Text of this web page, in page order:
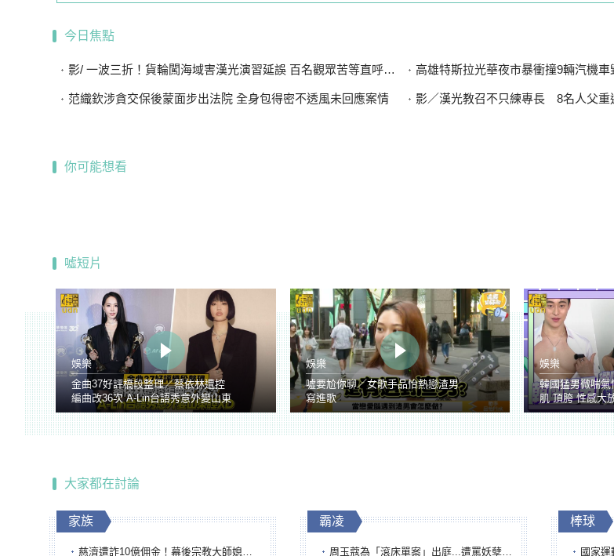
今日焦點
影/ 一波三折！貨輪闖海域害漢光演習延誤 百名觀眾苦等直呼可惜 高雄特斯拉光華夜市暴衝撞9輛汽機車毀
范織欽涉貪交保後蒙面步出法院 全身包得密不透風未回應案情 影／漢光教召不只練專長 8名人父重
你可能想看
噓短片
娛樂
金曲37好評橋段整理／蔡依林遭控
編曲改36次 A-Lin台語秀意外變山東
腔
娛樂
噓要尬你聊／女歌手品怡熱戀渣男
寫進歌
娛樂
韓國猛男微喘
肌 頂胯 性感大
大家都在討論
家族
慈濟遭詐10億佣金！幕後宗教大師媳婦獲100萬交保...快步奔離不發一語
霸凌
周玉蔻為「滾床單案」出庭...遭罵妖孽下地獄 張淑娟批：舌頭殺人有罪
棒球
國家運動